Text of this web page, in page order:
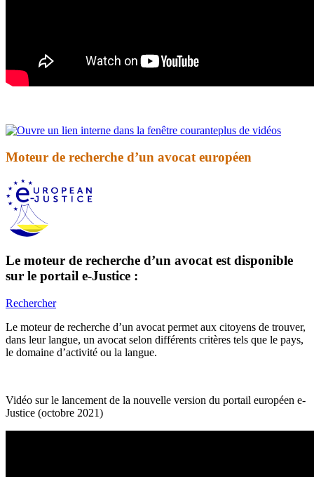
plus de vidéos
Moteur de recherche d’un avocat européen
Le moteur de recherche d’un avocat est disponible
sur le portail e-Justice :
Rechercher
Le moteur de recherche d’un avocat permet aux citoyens de trouver,
dans leur langue, un avocat selon différents critères tels que le pays,
le domaine d’activité ou la langue.
Vidéo sur le lancement de la nouvelle version du portail européen e-
Justice (octobre 2021)